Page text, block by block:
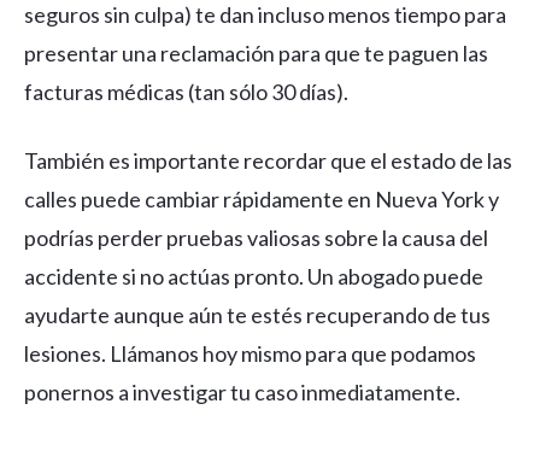
seguros sin culpa) te dan incluso menos tiempo para
presentar una reclamación para que te paguen las
facturas médicas (tan sólo 30 días).
También es importante recordar que el estado de las
calles puede cambiar rápidamente en Nueva York y
podrías perder pruebas valiosas sobre la causa del
accidente si no actúas pronto. Un abogado puede
ayudarte aunque aún te estés recuperando de tus
lesiones. Llámanos hoy mismo para que podamos
ponernos a investigar tu caso inmediatamente.